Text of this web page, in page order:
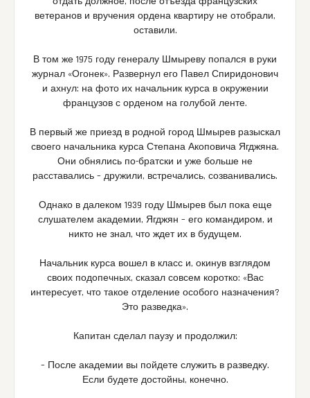
ветеранов и вручения ордена квартиру не отобрали,
оставили.
В том же 1975 году генералу Шмыреву попался в руки
журнал «Огонек». Развернул его Павел Спиридонович
и ахнул: на фото их начальник курса в окружении
французов с орденом на голубой ленте.
В первый же приезд в родной город Шмырев разыскал
своего начальника курса Степана Акоповича Ягджяна.
Они обнялись по-братски и уже больше не
расставались – дружили, встречались, созванивались.
Однако в далеком 1939 году Шмырев был пока еще
слушателем академии, Ягджян – его командиром, и
никто не знал, что ждет их в будущем.
Начальник курса вошел в класс и, окинув взглядом
своих подопечных, сказал совсем коротко: «Вас
интересует, что такое отделение особого назначения?
Это разведка».
Капитан сделал паузу и продолжил:
– После академии вы пойдете служить в разведку.
Если будете достойны, конечно.